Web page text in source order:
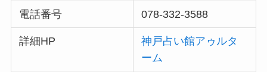
電話番号 078-332-3588
詳細HP
神戸占い館アゥルタ
ーム